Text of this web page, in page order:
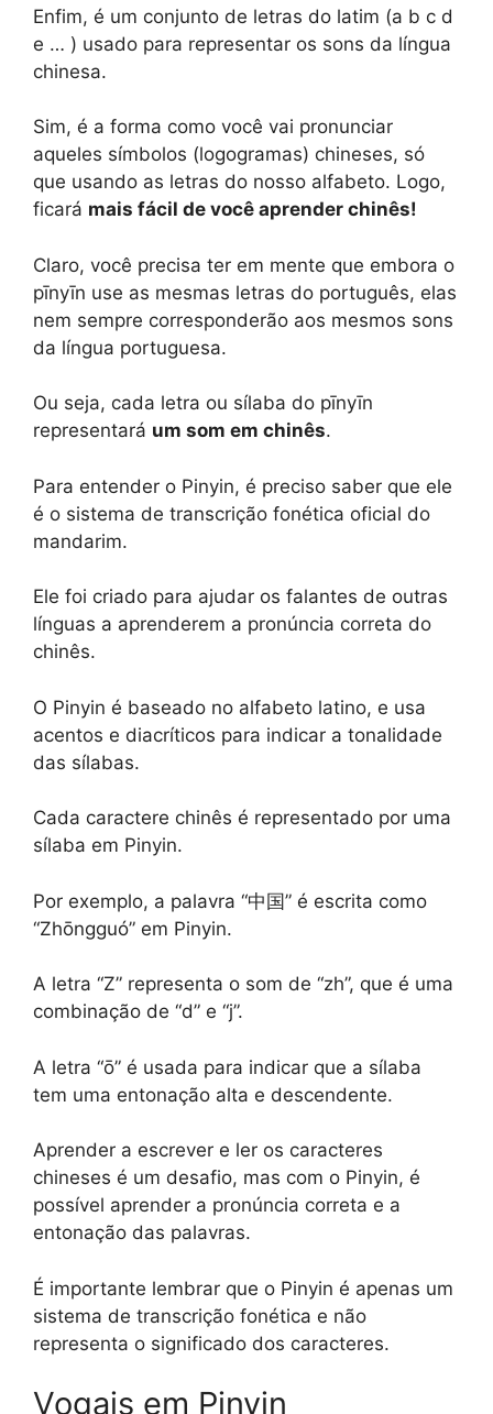
Enfim, é um conjunto de letras do latim (a b c d
e … ) usado para representar os sons da língua
chinesa.
Sim, é a forma como você vai pronunciar
aqueles símbolos (logogramas) chineses, só
que usando as letras do nosso alfabeto. Logo,
ficará mais fácil de você aprender chinês!
Claro, você precisa ter em mente que embora o
pīnyīn use as mesmas letras do português, elas
nem sempre corresponderão aos mesmos sons
da língua portuguesa.
Ou seja, cada letra ou sílaba do pīnyīn
representará um som em chinês.
Para entender o Pinyin, é preciso saber que ele
é o sistema de transcrição fonética oficial do
mandarim.
Ele foi criado para ajudar os falantes de outras
línguas a aprenderem a pronúncia correta do
chinês.
O Pinyin é baseado no alfabeto latino, e usa
acentos e diacríticos para indicar a tonalidade
das sílabas.
Cada caractere chinês é representado por uma
sílaba em Pinyin.
Por exemplo, a palavra “中国” é escrita como
“Zhōngguó” em Pinyin.
A letra “Z” representa o som de “zh”, que é uma
combinação de “d” e “j”.
A letra “ō” é usada para indicar que a sílaba
tem uma entonação alta e descendente.
Aprender a escrever e ler os caracteres
chineses é um desafio, mas com o Pinyin, é
possível aprender a pronúncia correta e a
entonação das palavras.
É importante lembrar que o Pinyin é apenas um
sistema de transcrição fonética e não
representa o significado dos caracteres.
Vogais em Pinyin